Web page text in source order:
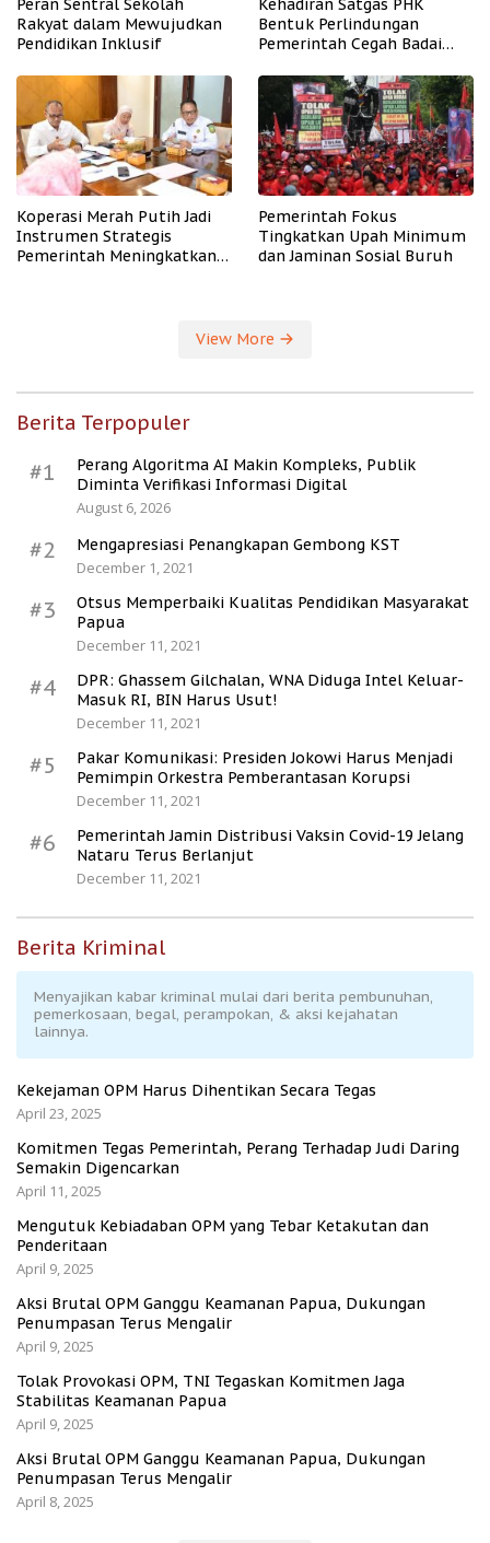
Peran Sentral Sekolah
Rakyat dalam Mewujudkan
Pendidikan Inklusif
Kehadiran Satgas PHK
Bentuk Perlindungan
Pemerintah Cegah Badai
Koperasi Merah Putih Jadi
Instrumen Strategis
Pemerintah Meningkatkan
Pemerintah Fokus
Tingkatkan Upah Minimum
dan Jaminan Sosial Buruh
View More
Berita Terpopuler
#1
Perang Algoritma AI Makin Kompleks, Publik
Diminta Verifikasi Informasi Digital
August 6, 2026
#2
Mengapresiasi Penangkapan Gembong KST
December 1, 2021
#3
Otsus Memperbaiki Kualitas Pendidikan Masyarakat
Papua
December 11, 2021
#4
DPR: Ghassem Gilchalan, WNA Diduga Intel Keluar-
Masuk RI, BIN Harus Usut!
December 11, 2021
#5
Pakar Komunikasi: Presiden Jokowi Harus Menjadi
Pemimpin Orkestra Pemberantasan Korupsi
December 11, 2021
#6
Pemerintah Jamin Distribusi Vaksin Covid-19 Jelang
Nataru Terus Berlanjut
December 11, 2021
Berita Kriminal
Menyajikan kabar kriminal mulai dari berita pembunuhan,
pemerkosaan, begal, perampokan, & aksi kejahatan
lainnya.
Kekejaman OPM Harus Dihentikan Secara Tegas
April 23, 2025
Komitmen Tegas Pemerintah, Perang Terhadap Judi Daring
Semakin Digencarkan
April 11, 2025
Mengutuk Kebiadaban OPM yang Tebar Ketakutan dan
Penderitaan
April 9, 2025
Aksi Brutal OPM Ganggu Keamanan Papua, Dukungan
Penumpasan Terus Mengalir
April 9, 2025
Tolak Provokasi OPM, TNI Tegaskan Komitmen Jaga
Stabilitas Keamanan Papua
April 9, 2025
Aksi Brutal OPM Ganggu Keamanan Papua, Dukungan
Penumpasan Terus Mengalir
April 8, 2025